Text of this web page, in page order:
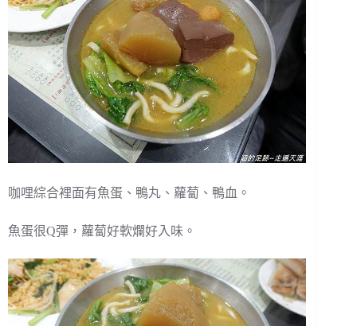
咖哩綜合裡面有魚蛋、鴨丸、蘿蔔、鴨血。
魚蛋很Q彈，蘿蔔好軟爛好入味。